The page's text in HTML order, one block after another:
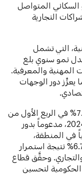
المتواصل
التجارية
التي تشمل
نمو سنوي بلغ
المهنية والمعرفية.
والترفيه بنسبة 8.4%، ما يعزِّز دور الوجهات
وشهد قطاع النقل والتخزين نمواً بنسبة 7.5% في الربع الأول من
عام 2025 مقارنة بالفترة نفسها من عام 2024، مدعوماً بدور
في المنطقة،
بالتزامن مع نمو الأنشطة العقارية بنسبة 6.7% نتيجة استمرار
وحقَّق قطاع
الجهود الحكومية لتحسين